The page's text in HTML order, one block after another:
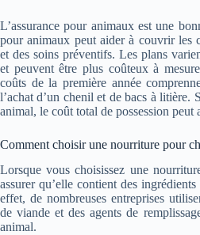
L’assurance pour animaux est une
pour animaux peut aider à couvrir les
et des soins préventifs. Les plans
et peuvent être plus coûteux à
coûts de la première année
l’achat d’un chenil et de bacs à litière.
animal, le coût total de possession peut
Comment choisir une nourriture pour
Lorsque vous choisissez une
assurer qu’elle contient des
effet, de nombreuses entreprises
de viande et des agents de
animal.